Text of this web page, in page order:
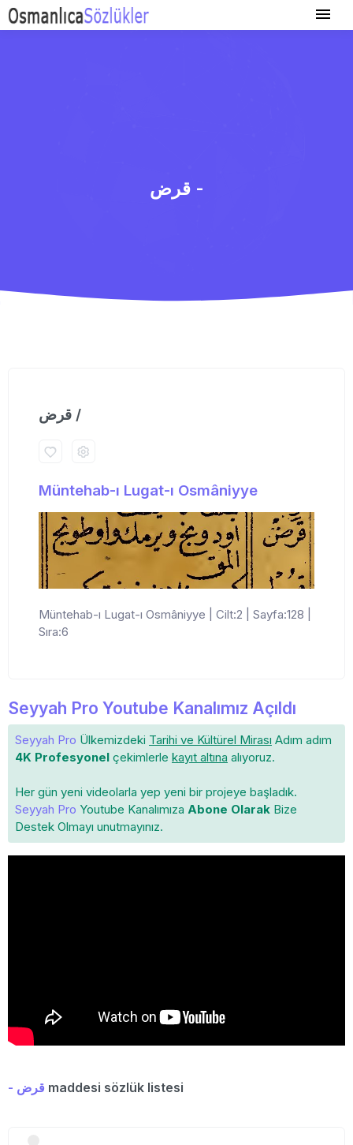
قرض -
قرض /
Müntehab-ı Lugat-ı Osmâniyye
Müntehab-ı Lugat-ı Osmâniyye | Cilt:2 | Sayfa:128 |
Sıra:6
Seyyah Pro Youtube Kanalımız Açıldı
Seyyah Pro Ülkemizdeki Tarihi ve Kültürel Mirası Adım adım
4K Profesyonel çekimlerle kayıt altına alıyoruz.
Her gün yeni videolarla yep yeni bir projeye başladık.
Seyyah Pro Youtube Kanalımıza Abone Olarak Bize
Destek Olmayı unutmayınız.
- قرض maddesi sözlük listesi